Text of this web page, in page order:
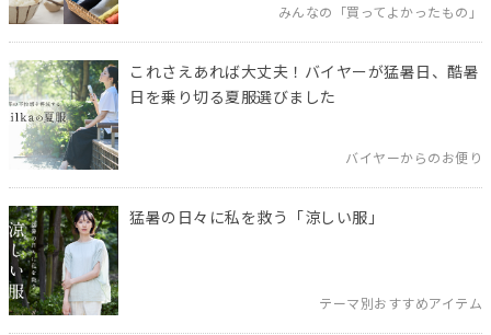
みんなの「買ってよかったもの」
これさえあれば大丈夫！バイヤーが猛暑日、酷暑
日を乗り切る夏服選びました
バイヤーからのお便り
猛暑の日々に私を救う「涼しい服」
テーマ別おすすめアイテム